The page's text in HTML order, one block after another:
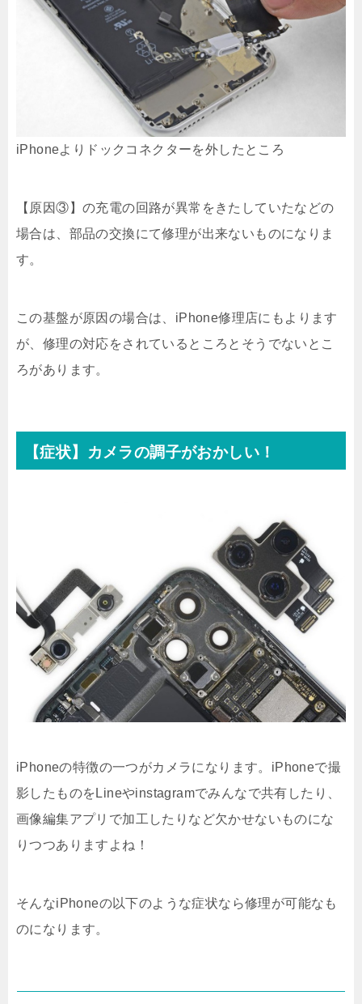
iPhoneよりドックコネクターを外したところ
【原因③】の充電の回路が異常をきたしていたなどの
場合は、部品の交換にて修理が出来ないものになりま
す。
この基盤が原因の場合は、iPhone修理店にもよります
が、修理の対応をされているところとそうでないとこ
ろがあります。
【症状】カメラの調子がおかしい！
iPhoneの特徴の一つがカメラになります。iPhoneで撮
影したものをLineやinstagramでみんなで共有したり、
画像編集アプリで加工したりなど欠かせないものにな
りつつありますよね！
そんなiPhoneの以下のような症状なら修理が可能なも
のになります。